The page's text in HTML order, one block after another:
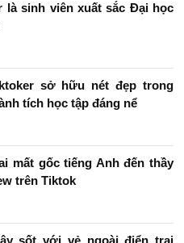
là sinh viên xuất sắc Đại học
sở hữu nét đẹp trong
tích học tập đáng nể
mất gốc tiếng Anh đến thầy
trên Tiktok